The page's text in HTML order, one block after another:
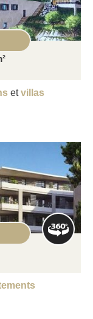
etvillas